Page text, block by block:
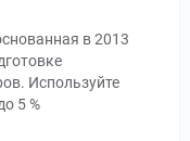
в 2013
Используйте
5 %